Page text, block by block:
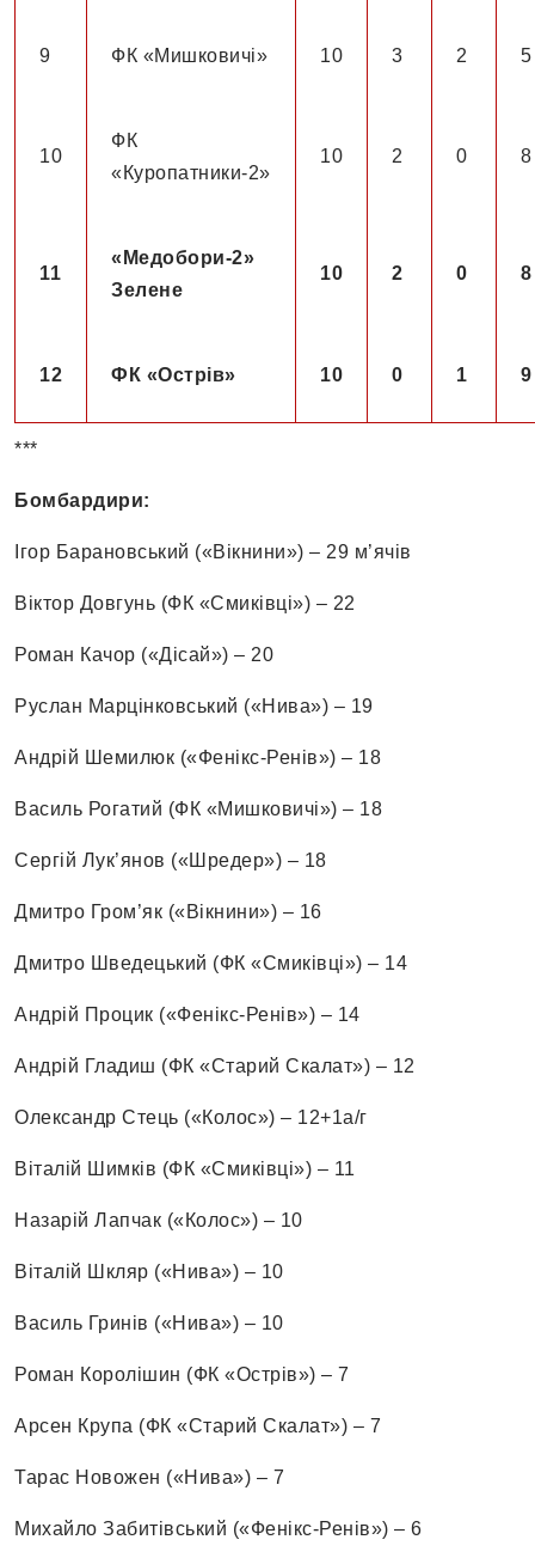
9 ФК «Мишковичі» 10 3 2 5
10
ФК
«Куропатники-2»
10 2 0 8
11
«Медобори-2»
Зелене
10 2 0 8
12 ФК «Острів» 10 0 1 9
***
Бомбардири:
Ігор Барановський («Вікнини») – 29 м’ячів
Віктор Довгунь (ФК «Смиківці») – 22
Роман Качор («Дісай») – 20
Руслан Марцінковський («Нива») – 19
Андрій Шемилюк («Фенікс-Ренів») – 18
Василь Рогатий (ФК «Мишковичі») – 18
Сергій Лук’янов («Шредер») – 18
Дмитро Гром’як («Вікнини») – 16
Дмитро Шведецький (ФК «Смиківці») – 14
Андрій Процик («Фенікс-Ренів») – 14
Андрій Гладиш (ФК «Старий Скалат») – 12
Олександр Стець («Колос») – 12+1а/г
Віталій Шимків (ФК «Смиківці») – 11
Назарій Лапчак («Колос») – 10
Віталій Шкляр («Нива») – 10
Василь Гринів («Нива») – 10
Роман Королішин (ФК «Острів») – 7
Арсен Крупа (ФК «Старий Скалат») – 7
Тарас Новожен («Нива») – 7
Михайло Забитівський («Фенікс-Ренів») – 6